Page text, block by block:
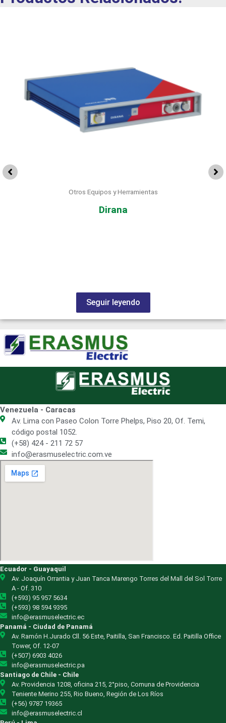
Otros Equipos y Herramientas
Dirana
Seguir leyendo
Venezuela - Caracas
Av. Lima con Paseo Colon Torre Phelps, Piso 20, Of. Temi,
código postal 1052.
(+58) 424 - 211 72 57
info@erasmuselectric.com.ve
Ecuador - Guayaquil
Av. Joaquín Orrantia y Juan Tanca Marengo Torres del Mall del Sol Torre
A - Of. 310
(+593) 95 957 5634
(+593) 98 594 9395
info@erasmuselectric.ec
Panamá - Ciudad de Panamá
Av. Ramón H.Jurado Cll. 56 Este, Paitilla, San Francisco. Ed. Paitilla Office
Tower, Of. 12-07
(+507) 6903 4026
info@erasmuselectric.pa
Santiago de Chile - Chile
Av. Providencia 1208, oficina 215, 2°piso, Comuna de Providencia
Teniente Merino 255, Rio Bueno, Región de Los Ríos
(+56) 9787 19365
info@erasmuselectric.cl